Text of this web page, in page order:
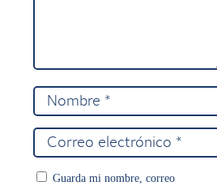
Guarda mi nombre, correo